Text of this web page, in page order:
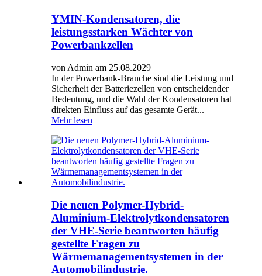
YMIN-Kondensatoren, die
leistungsstarken Wächter von
Powerbankzellen
von Admin am 25.08.2029
In der Powerbank-Branche sind die Leistung und
Sicherheit der Batteriezellen von entscheidender
Bedeutung, und die Wahl der Kondensatoren hat
direkten Einfluss auf das gesamte Gerät...
Mehr lesen
Die neuen Polymer-Hybrid-
Aluminium-Elektrolytkondensatoren
der VHE-Serie beantworten häufig
gestellte Fragen zu
Wärmemanagementsystemen in der
Automobilindustrie.